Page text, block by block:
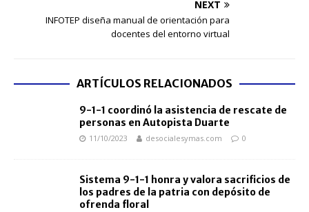
NEXT
INFOTEP diseña manual de orientación para
docentes del entorno virtual
ARTÍCULOS RELACIONADOS
9-1-1 coordinó la asistencia de rescate de
personas en Autopista Duarte
11/10/2023 desocialesymas.com 0
Sistema 9-1-1 honra y valora sacrificios de
los padres de la patria con depósito de
ofrenda floral